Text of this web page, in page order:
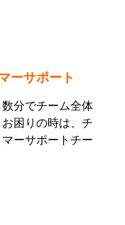
ーサポート
分でチーム全体
困りの時は、チ
ーサポートチー